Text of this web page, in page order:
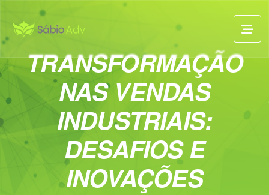
TRANSFORMAÇÃO
NAS VENDAS
INDUSTRIAIS:
DESAFIOS E
INOVAÇÕES